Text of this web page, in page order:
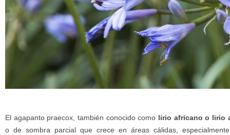
El agapanto praecox, también conocido como lirio africano o lirio
o de sombra parcial que crece en áreas cálidas,